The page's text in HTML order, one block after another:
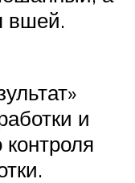
вшей.
и
контроля